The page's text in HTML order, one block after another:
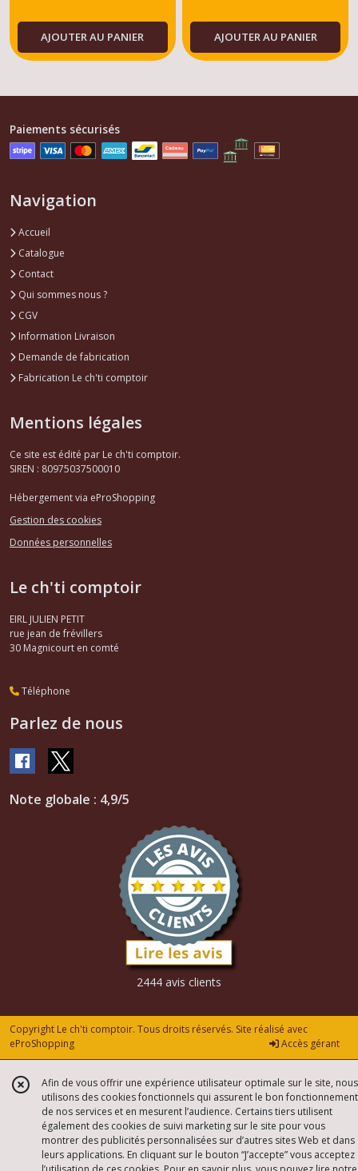
AJOUTER AU PANIER AJOUTER AU PANIER
Paiements sécurisés
Navigation
Accueil
Catalogue
Contact
Qui sommes nous ?
CGV
Information Livraison
Demande de fabrication
Fabrication Le ch'ti comptoir
Mentions légales
Ce site est édité par Le ch'ti comptoir.
SIREN : 80975037500010
Hébergement via eProShopping
Gestion des cookies
Données personnelles
Le ch'ti comptoir
EIRL JULIEN PETIT
rue jean de frévillers
30 Magnicourt en comté
Téléphone
Parlez de nous
Note globale : 4,9/5
2444 avis clients
Copyright Le ch'ti comptoir. Tous droits réservés. Site réalisé avec
eProShopping
Accès gérant
Afin de vous offrir une expérience utilisateur optimale sur le site, nous
utilisons des cookies fonctionnels qui assurent le bon fonctionnement
de nos services et en mesurent l’audience. Certains tiers utilisent
également des cookies de suivi marketing sur le site pour vous
montrer des publicités personnalisées sur d’autres sites Web et dans
leurs applications. En cliquant sur le bouton “J’accepte” vous acceptez